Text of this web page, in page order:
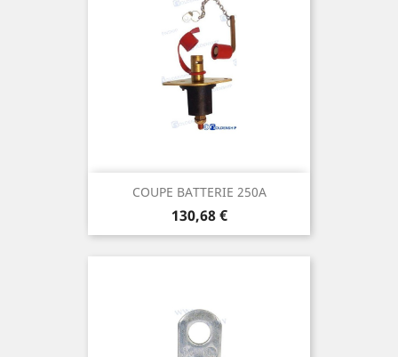
COUPE BATTERIE 250A
Prix
130,68 €